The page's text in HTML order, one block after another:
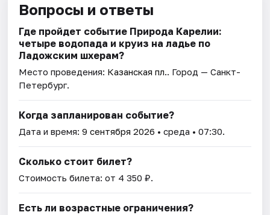
Вопросы и ответы
Где пройдет событие Природа Карелии:
четыре водопада и круиз на ладье по
Ладожским шхерам?
Место проведения: Казанская пл.. Город — Санкт-
Петербург.
Когда запланирован событие?
Дата и время:9 сентября 2026 • среда • 07:30.
Сколько стоит билет?
Стоимость билета: от 4 350 ₽.
Есть ли возрастные ограничения?